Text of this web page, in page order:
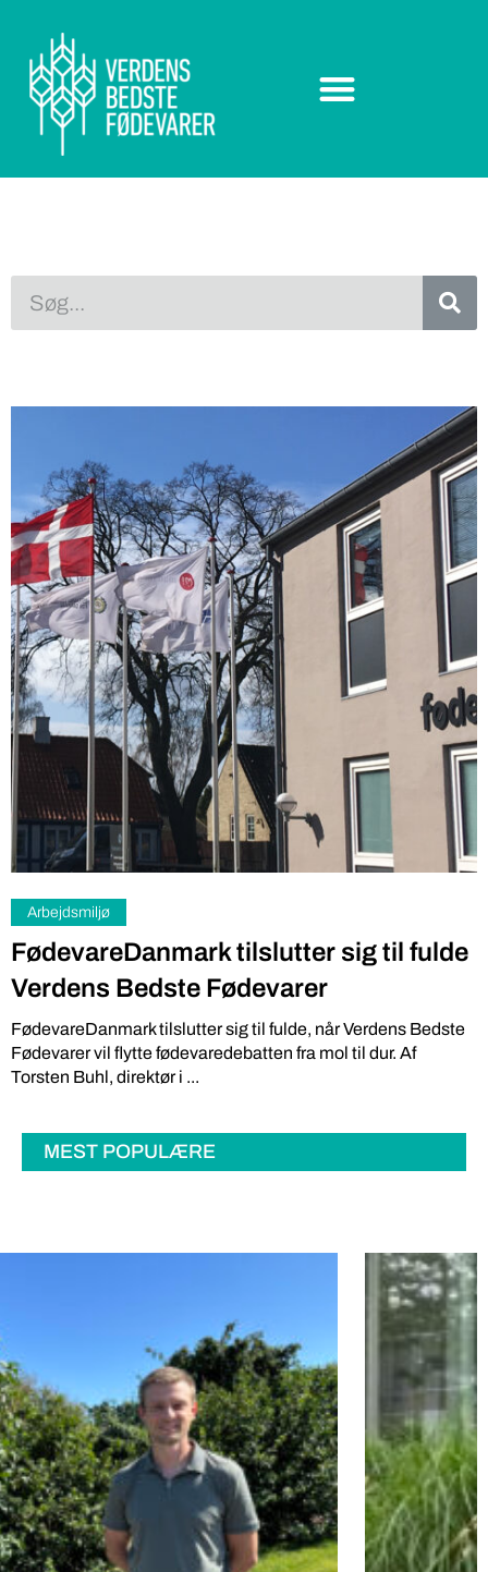
Arbejdsmiljø
FødevareDanmark tilslutter sig til fulde
Verdens Bedste Fødevarer
FødevareDanmark tilslutter sig til fulde, når Verdens Bedste
Fødevarer vil flytte fødevaredebatten fra mol til dur. Af
Torsten Buhl, direktør i ...
MEST POPULÆRE